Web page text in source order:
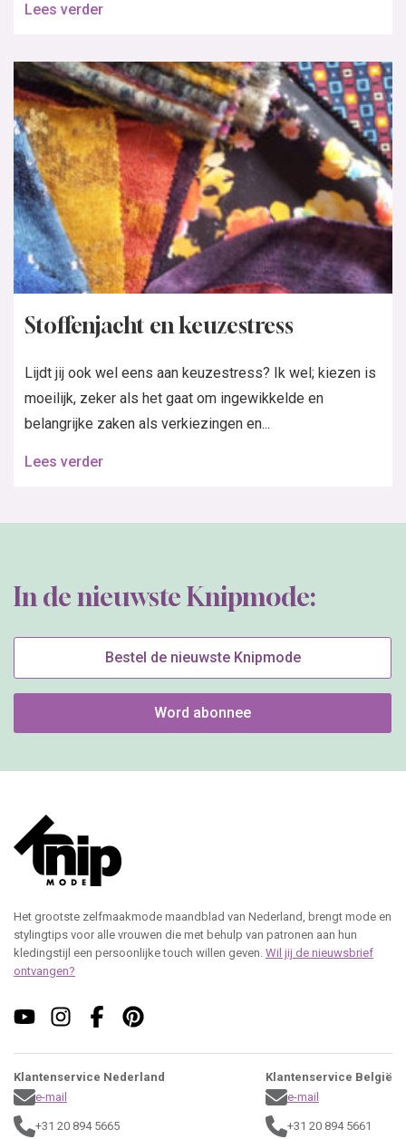
Lees verder
Stoffenjacht en keuzestress
Lijdt jij ook wel eens aan keuzestress? Ik wel; kiezen is
moeilijk, zeker als het gaat om ingewikkelde en
belangrijke zaken als verkiezingen en...
Lees verder
In de nieuwste Knipmode:
Bestel de nieuwste Knipmode
Word abonnee
Het grootste zelfmaakmode maandblad van Nederland, brengt mode en
stylingtips voor alle vrouwen die met behulp van patronen aan hun
kledingstijl een persoonlijke touch willen geven. Wil jij de nieuwsbrief
ontvangen?
Klantenservice Nederland
e-mail
+31 20 894 5665
Klantenservice België
e-mail
+31 20 894 5661